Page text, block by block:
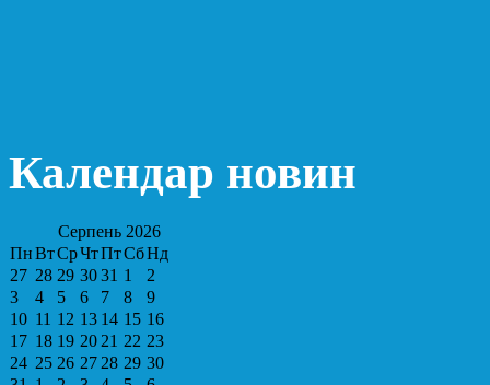
Календар новин
Серпень 2026
ПнВтСрЧтПтСбНд
27 28 29 3031 1
2
3
4 5 6 7 8
9
10 11 12 13 14 15 16
17 18 19 20 21 22 23
24 25 26 27 28 29 30